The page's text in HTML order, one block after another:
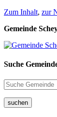
Zum Inhalt, zur
Gemeinde
Suche
suchen